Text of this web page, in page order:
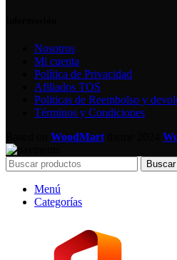
Nosotros
Mi cuenta
Política de Privacidad
Afiliados TOS
Politicas de Reembolso y
Términos y Condiciones
WoodMart
Menú
Categorías